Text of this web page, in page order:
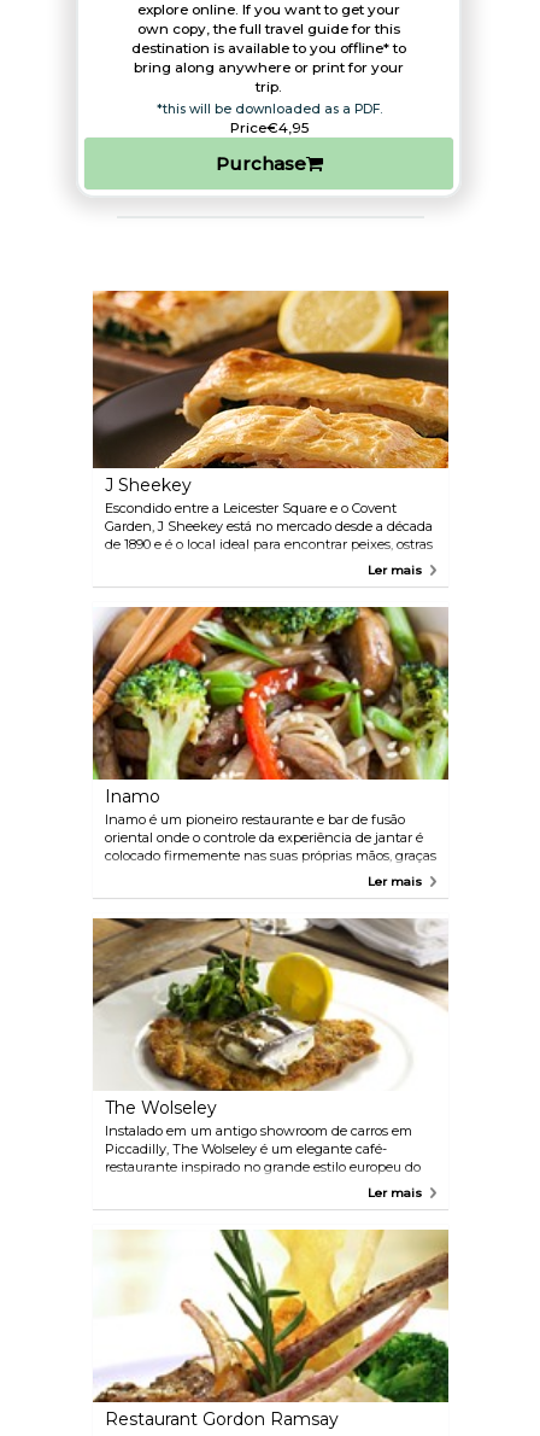
explore online. If you want to get your
own copy, the full travel guide for this
destination is available to you offline* to
bring along anywhere or print for your
trip.​
*this will be downloaded as a PDF.
Price€4,95
Purchase
J Sheekey
Escondido entre a Leicester Square e o Covent
Garden, J Sheekey está no mercado desde a década
de 1890 e é o local ideal para encontrar peixes, ostras
e moluscos de origem sustentável. Da torta de peixe
seleção para todos.
Ler mais
Inamo
Inamo é um pioneiro restaurante e bar de fusão
oriental onde o controle da experiência de jantar é
colocado firmemente nas suas próprias mãos, graças
a um sistema de encomendas interativo. Em vez de
ilustrado de alimentos e bebidas projetado na
superfície da mesa. O cardápio pan-asiático inclui
influências do Japão, China, Tailândia, Coréia e mais
além.
Ler mais
The Wolseley
Instalado em um antigo showroom de carros em
Piccadilly, The Wolseley é um elegante café-
restaurante inspirado no grande estilo europeu do
passado. A comida segue o mesmo segmento
Apareça para o café da manhã, almoço, chá da
tarde, jantar ... qualquer refeição que você preferir.
Ler mais
Restaurant Gordon Ramsay